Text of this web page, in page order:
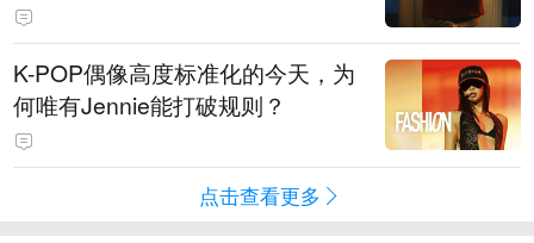
K-POP偶像高度标准化的今天，为
何唯有Jennie能打破规则？
点击查看更多